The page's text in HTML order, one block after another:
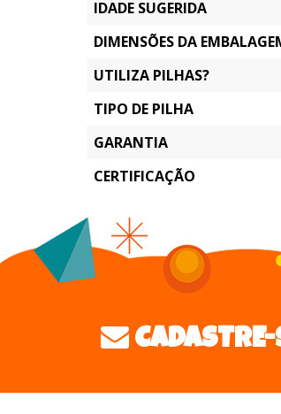
IDADE SUGERIDA
DIMENSÕES DA
UTILIZA PILHAS?
TIPO DE PILHA
GARANTIA
CERTIFICAÇÃO
CADASTRE-